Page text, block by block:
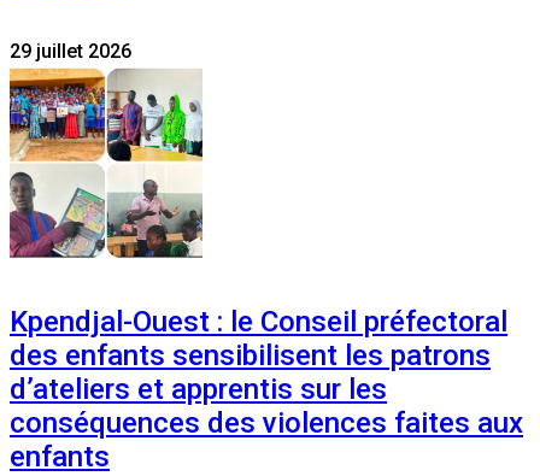
29 juillet 2026
Kpendjal-Ouest : le Conseil préfectoral
des enfants sensibilisent les patrons
d’ateliers et apprentis sur les
conséquences des violences faites aux
enfants